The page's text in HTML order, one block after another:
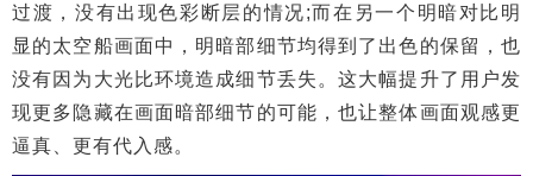
过渡，没有出现色彩断层的情况;而在另一个明暗对比明
显的太空船画面中，明暗部细节均得到了出色的保留，也
没有因为大光比环境造成细节丢失。这大幅提升了用户发
现更多隐藏在画面暗部细节的可能，也让整体画面观感更
逼真、更有代入感。